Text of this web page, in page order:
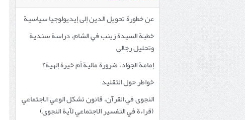
عن خطورة تحويل الدين إلى إيديولوجيا سياسية
خطبة السيدة زينب في الشام، دراسة سندية
وتحليل رجالي
إمامة الجواد، ضرورة مالية أم خيرة إلهية؟
خواطر حول التقليد
النجوى في القرآن، قانون تشكل الوعي الاجتماعي
(قراءة في التفسير الاجتماعي لآية النجوى)